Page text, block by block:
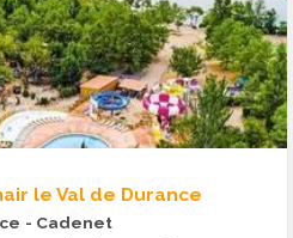
le Val de Durance
- Cadenet